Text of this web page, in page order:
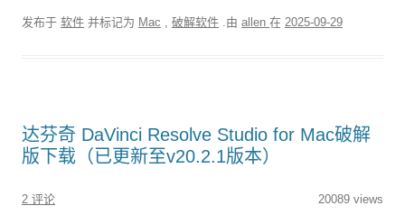
发布于 软件 并标记为 Mac , 破解软件 .由 allen 在 2025-09-29
达芬奇 DaVinci Resolve Studio for Mac破解
版下载（已更新至v20.2.1版本）
2 评论 20089 views